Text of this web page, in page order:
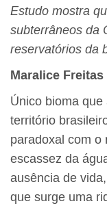
Estudo mostra
subterrâneos da
reservatórios da
Maralice Freitas
Único bioma que
território
paradoxal com o
escassez da
ausência de
que surge uma